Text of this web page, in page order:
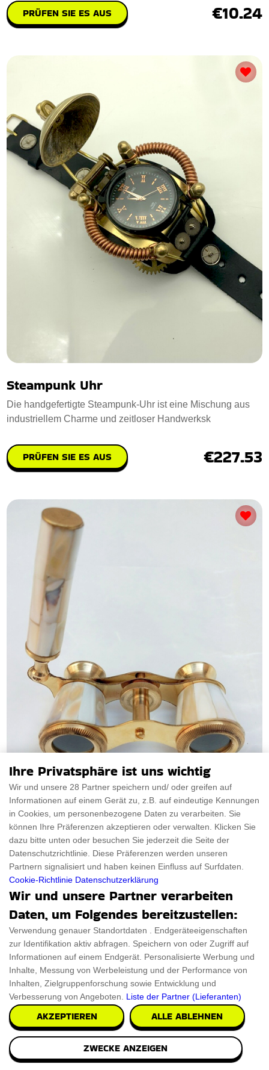
PRÜFEN SIE ES AUS €10.24
Steampunk Uhr
Die handgefertigte Steampunk-Uhr ist eine Mischung aus
industriellem Charme und zeitloser Handwerksk
PRÜFEN SIE ES AUS €227.53
Fernglas Messing Spionagebrille
Verschönern Sie Ihre Einrichtung mit einem binokularen
Fernglas aus Messing im Vintage-Look, das mi
PRÜFEN SIE ES AUS €48.43
Ihre Privatsphäre ist uns wichtig
Wir und unsere 28 Partner speichern und/ oder greifen auf
Informationen auf einem Gerät zu, z.B. auf eindeutige Kennungen
in Cookies, um personenbezogene Daten zu verarbeiten. Sie
können Ihre Präferenzen akzeptieren oder verwalten. Klicken Sie
dazu bitte unten oder besuchen Sie jederzeit die Seite der
Datenschutzrichtlinie. Diese Präferenzen werden unseren
Partnern signalisiert und haben keinen Einfluss auf Surfdaten.
Cookie-Richtlinie Datenschutzerklärung
Wir und unsere Partner verarbeiten
Daten, um Folgendes bereitzustellen:
Verwendung genauer Standortdaten . Endgeräteeigenschaften
zur Identifikation aktiv abfragen. Speichern von oder Zugriff auf
Informationen auf einem Endgerät. Personalisierte Werbung und
Inhalte, Messung von Werbeleistung und der Performance von
Inhalten, Zielgruppenforschung sowie Entwicklung und
Verbesserung von Angeboten. Liste der Partner (Lieferanten)
AKZEPTIEREN ALLE ABLEHNEN
ZWECKE ANZEIGEN